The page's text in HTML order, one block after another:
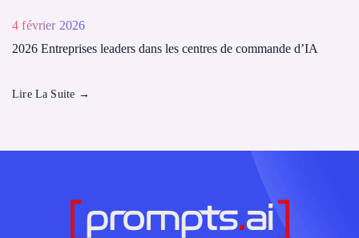
4 février 2026
2026 Entreprises leaders dans les centres de commande d’IA
Lire La Suite →